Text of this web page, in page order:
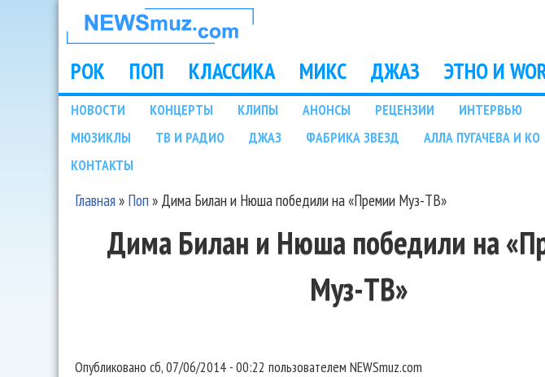
НОВОСТИ
МУЗЫКИ И
ШОУ БИЗНЕСА
NEWSMUZ.COM
Main menu
РОК ПОП КЛАССИКА МИКС ДЖАЗ ЭТНО И
Подразделы
НОВОСТИ КОНЦЕРТЫ КЛИПЫ АНОНСЫ РЕЦЕНЗИИ ИНТЕРВЬЮ
МЮЗИКЛЫ
ТВ И РАДИО ДЖАЗ ФАБРИКА ЗВЕЗД АЛЛА ПУГАЧЕВА И КО
КОНТАКТЫ
Главная» Поп» Дима Билан и Нюша победили на «Премии Муз-ТВ»
Дима Билан и Нюша победили на
Муз-ТВ»
Опубликовано сб, 07/06/2014 - 00:22 пользователем NEWSmuz.com